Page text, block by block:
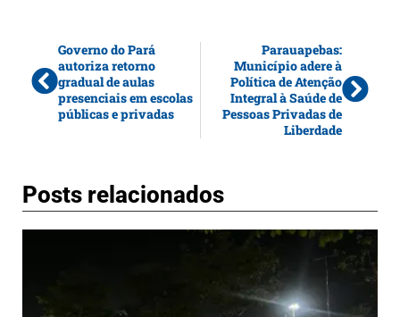
Governo do Pará
autoriza retorno
gradual de aulas
presenciais em escolas
públicas e privadas
Parauapebas:
Município adere à
Política de Atenção
Integral à Saúde de
Pessoas Privadas de
Liberdade
Posts relacionados